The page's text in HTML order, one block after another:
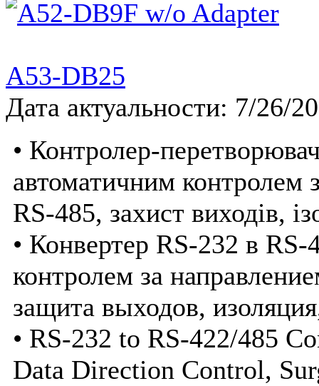
A53-DB25
Дата актуальности: 7/26/
• Контролер-
автоматичним контролем
RS-485, захист виходів,
• Конвертер RS-232 в
контролем за
защита выходов,
• RS-232 to RS-422/485
Data Direction Control,